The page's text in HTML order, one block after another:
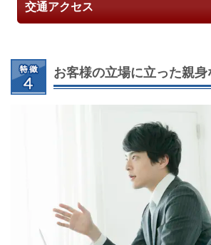
交通アクセス
お客様の立場に立った親